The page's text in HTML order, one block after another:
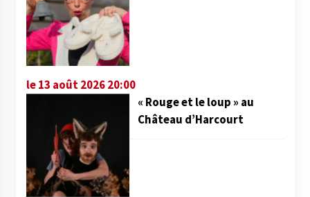
le 13 août 2026 20:00
« Rouge et le loup » au
Château d’Harcourt